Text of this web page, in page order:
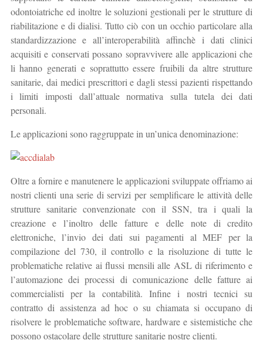
odontoiatriche ed inoltre le soluzioni gestionali per le strutture di
riabilitazione e di dialisi. Tutto ciò con un occhio particolare alla
standardizzazione e all’interoperabilità affinchè i dati clinici
acquisiti e conservati possano sopravvivere alle applicazioni che
li hanno generati e soprattutto essere fruibili da altre strutture
sanitarie, dai medici prescrittori e dagli stessi pazienti rispettando
i limiti imposti dall’attuale normativa sulla tutela dei dati
personali.
Le applicazioni sono raggruppate in un’unica denominazione:
Oltre a fornire e manutenere le applicazioni sviluppate offriamo ai
nostri clienti una serie di servizi per semplificare le attività delle
strutture sanitarie convenzionate con il SSN, tra i quali la
creazione e l’inoltro delle fatture e delle note di credito
elettroniche, l’invio dei dati sui pagamenti al MEF per la
compilazione del 730, il controllo e la risoluzione di tutte le
problematiche relative ai flussi mensili alle ASL di riferimento e
l’automazione dei processi di comunicazione delle fatture ai
commercialisti per la contabilità. Infine i nostri tecnici su
contratto di assistenza ad hoc o su chiamata si occupano di
risolvere le problematiche software, hardware e sistemistiche che
possono ostacolare delle strutture sanitarie nostre clienti.